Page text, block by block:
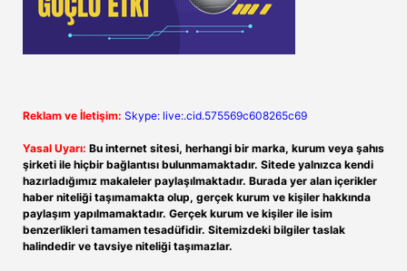
Reklam ve İletişim: Skype: live:.cid.575569c608265c69
Yasal Uyarı: Bu internet sitesi, herhangi bir marka, kurum veya şahıs
şirketi ile hiçbir bağlantısı bulunmamaktadır. Sitede yalnızca kendi
hazırladığımız makaleler paylaşılmaktadır. Burada yer alan içerikler
haber niteliği taşımamakta olup, gerçek kurum ve kişiler hakkında
paylaşım yapılmamaktadır. Gerçek kurum ve kişiler ile isim
benzerlikleri tamamen tesadüfidir. Sitemizdeki bilgiler taslak
halindedir ve tavsiye niteliği taşımazlar.